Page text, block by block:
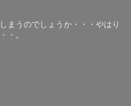
まうのでしょうか・・・やはり
・。